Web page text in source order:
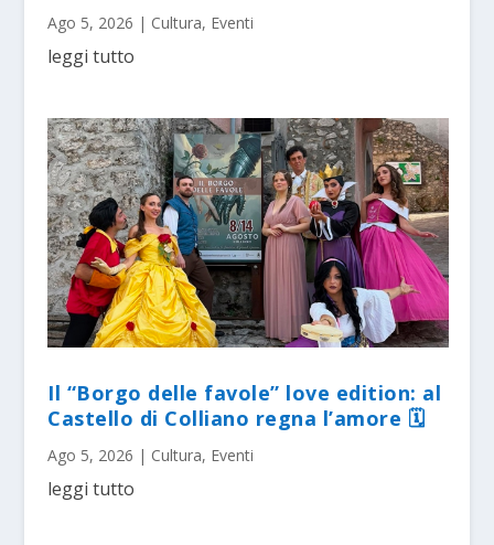
Ago 5, 2026 | Cultura, Eventi
leggi tutto
Il “Borgo delle favole” love edition: al
Castello di Colliano regna l’amore 🗓
Ago 5, 2026 | Cultura, Eventi
leggi tutto